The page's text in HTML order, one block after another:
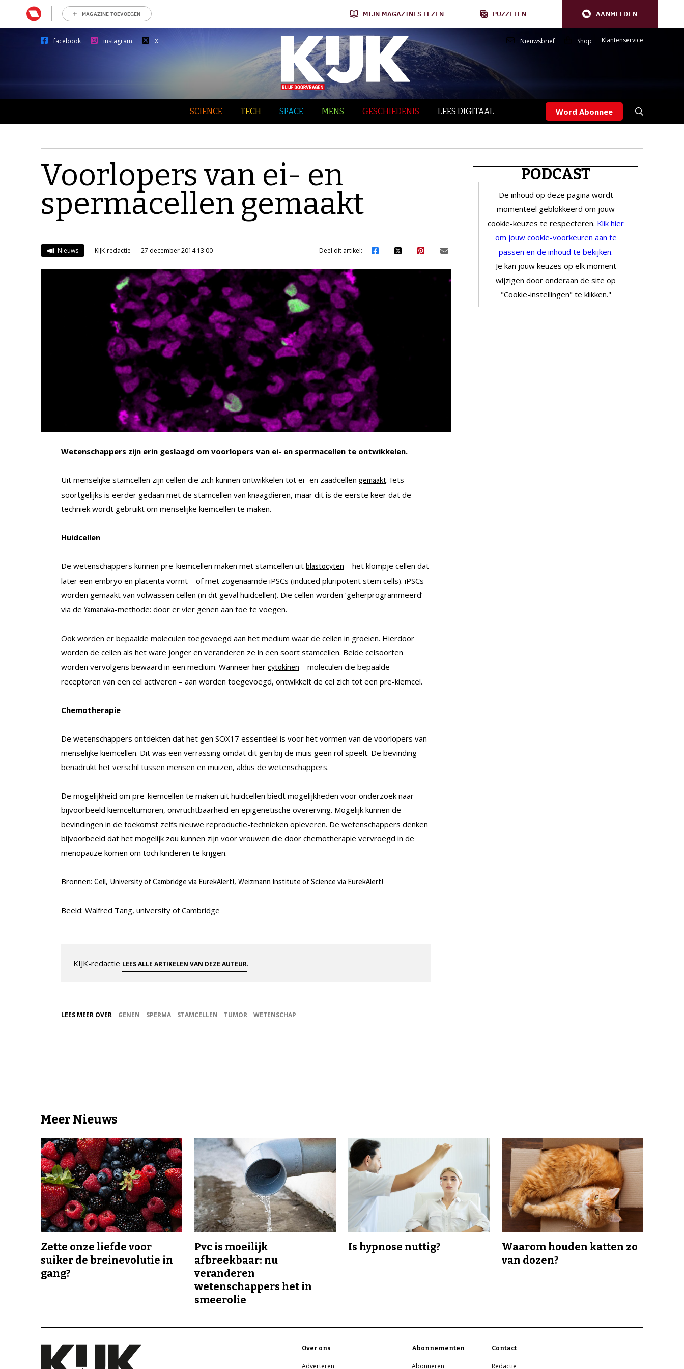
MAGAZINE TOEVOEGEN MIJN MAGAZINES LEZEN PUZZELEN AANMELDEN
facebook instagram X Nieuwsbrief Shop Klantenservice
SCIENCE TECH SPACE MENS GESCHIEDENIS LEES DIGITAAL Word Abonnee
Voorlopers van ei- en
spermacellen gemaakt
Nieuws KIJK-redactie 27 december 2014 13:00 Deel dit artikel:
Wetenschappers zijn erin geslaagd om voorlopers van ei- en spermacellen te ontwikkelen.
Uit menselijke stamcellen zijn cellen die zich kunnen ontwikkelen tot ei- en zaadcellen gemaakt. Iets
soortgelijks is eerder gedaan met de stamcellen van knaagdieren, maar dit is de eerste keer dat de
techniek wordt gebruikt om menselijke kiemcellen te maken.
Huidcellen
De wetenschappers kunnen pre-kiemcellen maken met stamcellen uit blastocyten – het klompje cellen dat
later een embryo en placenta vormt – of met zogenaamde iPSCs (induced pluripotent stem cells). iPSCs
worden gemaakt van volwassen cellen (in dit geval huidcellen). Die cellen worden ‘geherprogrammeerd’
via de Yamanaka-methode: door er vier genen aan toe te voegen.
Ook worden er bepaalde moleculen toegevoegd aan het medium waar de cellen in groeien. Hierdoor
worden de cellen als het ware jonger en veranderen ze in een soort stamcellen. Beide celsoorten
worden vervolgens bewaard in een medium. Wanneer hier cytokinen – moleculen die bepaalde
receptoren van een cel activeren – aan worden toegevoegd, ontwikkelt de cel zich tot een pre-kiemcel.
Chemotherapie
De wetenschappers ontdekten dat het gen SOX17 essentieel is voor het vormen van de voorlopers van
menselijke kiemcellen. Dit was een verrassing omdat dit gen bij de muis geen rol speelt. De bevinding
benadrukt het verschil tussen mensen en muizen, aldus de wetenschappers.
De mogelijkheid om pre-kiemcellen te maken uit huidcellen biedt mogelijkheden voor onderzoek naar
bijvoorbeeld kiemceltumoren, onvruchtbaarheid en epigenetische overerving. Mogelijk kunnen de
bevindingen in de toekomst zelfs nieuwe reproductie-technieken opleveren. De wetenschappers denken
bijvoorbeeld dat het mogelijk zou kunnen zijn voor vrouwen die door chemotherapie vervroegd in de
menopauze komen om toch kinderen te krijgen.
Bronnen: Cell, University of Cambridge via EurekAlert!, Weizmann Institute of Science via EurekAlert!
Beeld: Walfred Tang, university of Cambridge
KIJK-redactie LEES ALLE ARTIKELEN VAN DEZE AUTEUR.
LEES MEER OVER GENEN SPERMA STAMCELLEN TUMOR WETENSCHAP
PODCAST
De inhoud op deze pagina wordt
momenteel geblokkeerd om jouw
cookie-keuzes te respecteren. Klik hier
om jouw cookie-voorkeuren aan te
passen en de inhoud te bekijken.
Je kan jouw keuzes op elk moment
wijzigen door onderaan de site op
"Cookie-instellingen" te klikken."
Meer Nieuws
Zette onze liefde voor
suiker de breinevolutie in
gang?
Pvc is moeilijk
afbreekbaar: nu
veranderen
wetenschappers het in
smeerolie
Is hypnose nuttig?
Waarom houden katten zo
van dozen?
Over ons
Adverteren
Abonnementen
Abonneren
Contact
Redactie